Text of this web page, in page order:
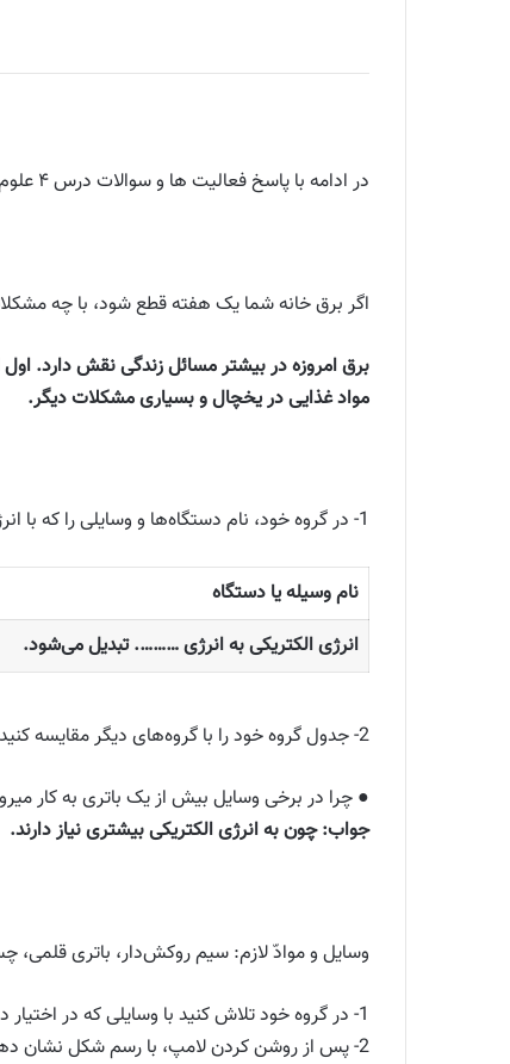
در ادامه با پاسخ فعالیت ها و سوالات درس ۴ علوم چهارم داریم :
اگر برق خانه شما یک هفته قطع شود، با چه
برق امروزه در بیشتر مسائل زندگی نقش دارد.
مواد غذایی در یخچال و بسیاری مشکلات دیگر.
1- در گروه خود، نام دستگاه‌ها و وسایلی را که با انرژی الکتریکی کار می‌کنند، بنویسید و جدول زیر را کامل کنید.
نام وسيله يا دستگاه
انرژی الکتریکی به انرژی ………. تبدیل می‌شود.
2- جدول گروه خود را با گروه‌های دیگر مقایسه کنید.
● چرا در برخی وسایل بیش از یک باتری به کار
جواب: چون به انرژی الکتریکی بیشتری نیاز دارند.
وسایل و موادّ لازم: سیم روکش‌دار، باتری قلمی،
1- در گروه خود تلاش کنید با وسایلی که در اختیار دارید، یک لامپ را روشن کنید.
2- پس از روشن کردن لامپ، با رسم شکل نشان دهید که سیم، لامپ و باتری را چگونه به یکدیگر وصل کرده‌اید. نتیجه‌ٔ کار گروه خود را به کلاس گزارش دهید.